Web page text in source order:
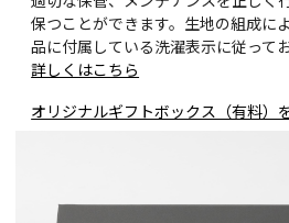
保つことができます。生地の組成に
品に付属している洗濯表示に従って
詳しくはこちら
オリジナルギフトボックス（有料）